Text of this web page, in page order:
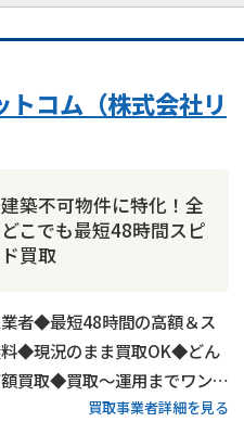
コム（株式会社リ
築不可物件に特化！全
こでも最短48時間スピ
買取
者◆最短48時間の高額＆ス
◆現況のまま買取OK◆どん
買取◆買取〜運用までワンス
ォームから24時間受付
買取事業者詳細を見る